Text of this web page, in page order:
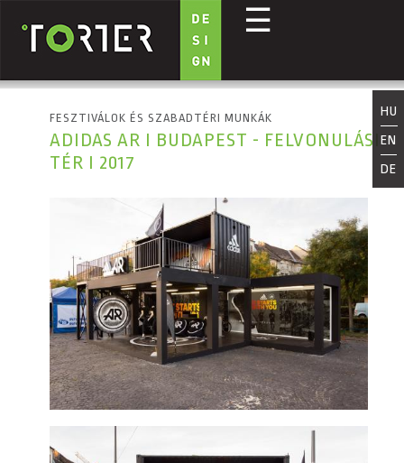
Ugrás a tartalomra
☰
HU
EN
DE
FESZTIVÁLOK ÉS SZABADTÉRI MUNKÁK
ADIDAS AR I BUDAPEST - FELVONULÁSI
TÉR I 2017